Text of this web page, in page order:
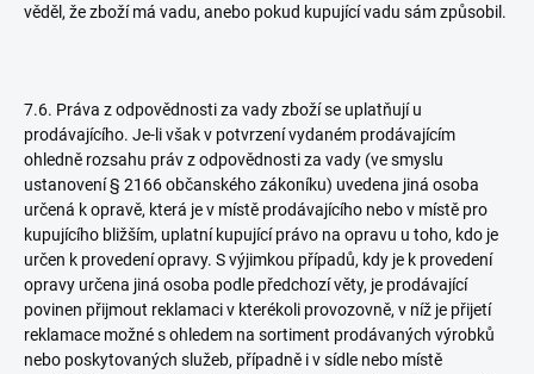
věděl, že zboží má vadu, anebo pokud kupující vadu sám způsobil.
7.6. Práva z odpovědnosti za vady zboží se uplatňují u
prodávajícího. Je-li však v potvrzení vydaném prodávajícím
ohledně rozsahu práv z odpovědnosti za vady (ve smyslu
ustanovení § 2166 občanského zákoníku) uvedena jiná osoba
určená k opravě, která je v místě prodávajícího nebo v místě pro
kupujícího bližším, uplatní kupující právo na opravu u toho, kdo je
určen k provedení opravy. S výjimkou případů, kdy je k provedení
opravy určena jiná osoba podle předchozí věty, je prodávající
povinen přijmout reklamaci v kterékoli provozovně, v níž je přijetí
reklamace možné s ohledem na sortiment prodávaných výrobků
nebo poskytovaných služeb, případně i v sídle nebo místě